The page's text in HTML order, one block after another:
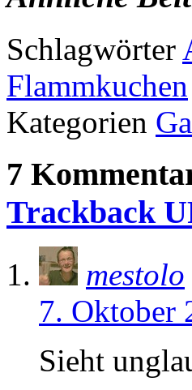
Schlagwörter
Flammkuchen
Kategorien
7
Trackback
mestolo
7. Oktober
Sieht